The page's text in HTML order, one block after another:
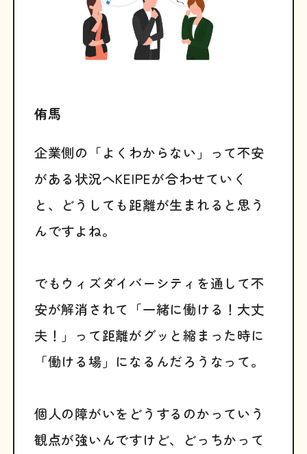
侑馬
企業側の「よくわからない」って不安
がある状況へKEIPEが合わせていく
と、どうしても距離が生まれると思う
んですよね。
でもウィズダイバーシティを通して不
安が解消されて「一緒に働ける！大丈
夫！」って距離がグッと縮まった時に
「働ける場」になるんだろうなって。
個人の障がいをどうするのかっていう
観点が強いんですけど、どっちかって